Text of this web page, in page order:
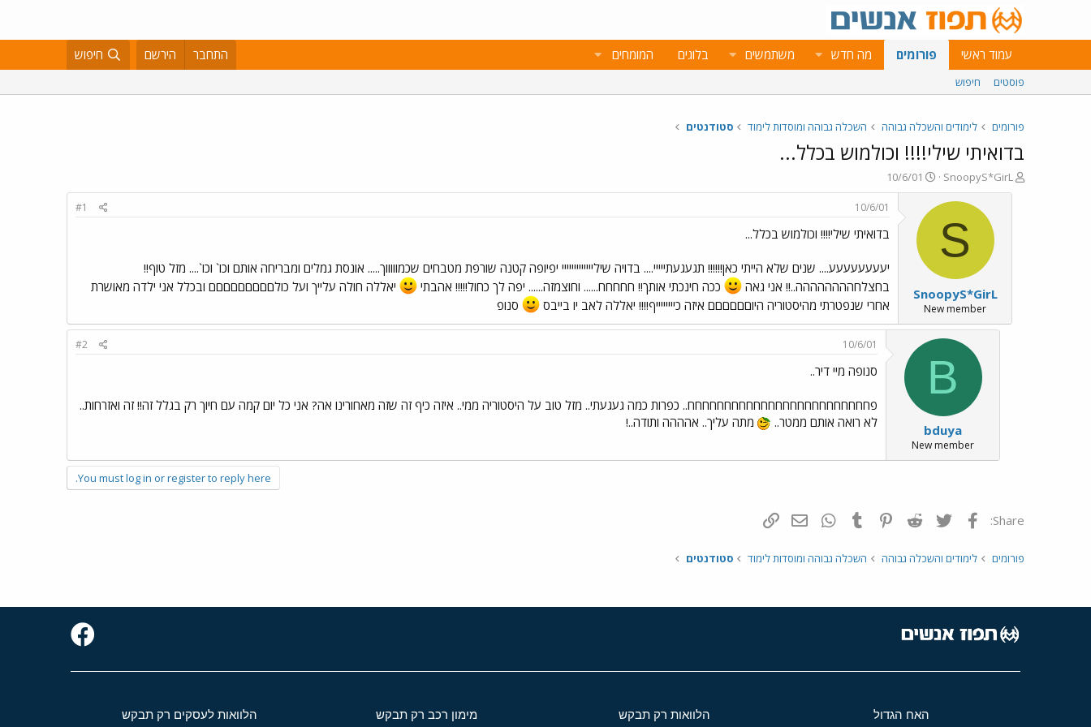
עמוד ראשי פורומים מה חדש משתמשים בלוגים המומחים התחבר הירשם חיפוש
פוסטים חיפוש
פורומים לימודים והשכלה גבוהה השכלה גבוהה ומוסדות לימוד סטודנטים
בדואיתי שילי!!!! וכולמוש בכלל...
פ
ו
SnoopyS*GirL
פ
ו
ס
ם
ב
ת
ר
ך
10/6/01
S
SnoopyS*GirL
New member
10/6/01
#1
בדואיתי שילי!!!! וכולמוש בכלל...
יעעעעעעעע.... שנים שלא הייתי כאן!!!!!! תגעגעתייייי.... בדויה שילייייייייייייי יפיופה קטנה שורפת מטבחים שכמוווווך..... אונסת גמלים ומבריחה אותם וכו` וכו`.... מזל טוף!!
בחצלחהההההההה..!! אני גאה
ככה חינכתי אותך!! חחחחח...... וחוצמזה...... יפה לך כחול!!!!! אהבתי
יאללה חולה עלייך ועל כולםםםםםםםםם ובכלל אני ילדה מאושרת
אחרי שנפטרתי מהיסטוריה היוםםםםםם איזה כייייייייף!!!! יאללה לאב יו בייבס
סנופ
B
bduya
New member
10/6/01
#2
סנופה מיי דיר..
פחחחחחחחחחחחחחחחחחחחחחחחחח.. כפרות כמה געגעתי.. מזל טוב על היסטוריה ממי.. איזה כיף זה שזה מאחורינו אה? אני כל יום קמה עם חיוך רק בגלל זה!! זה ואזרחות..
לא רואה אותם ממטר..
מתה עליך.. אהההה ותודה..!
You must log in or register to reply here.
Share: פייסבוק Twitter
Reddit
Pinterest
Tumblr
WhatsAppדואר אלקטרוני
פורומים לימודים והשכלה גבוהה השכלה גבוהה ומוסדות לימוד סטודנטים
האח הגדול הלוואות רק תבקש מימון רכב רק תבקש הלוואות לעסקים רק תבקש